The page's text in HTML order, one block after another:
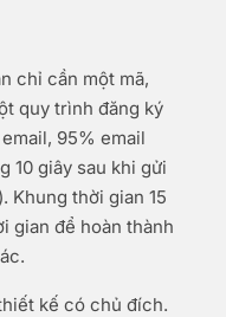
chỉ cần một mã,
quy trình đăng ký
95% email
10 giây sau khi gửi
Khung thời gian 15
gian để hoàn thành
kế có chủ đích.